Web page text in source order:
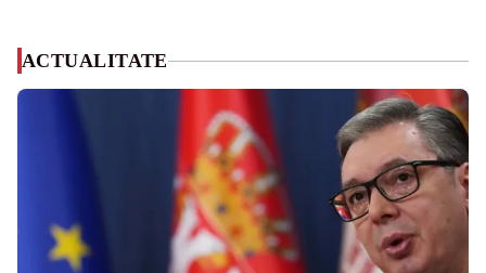
ACTUALITATE